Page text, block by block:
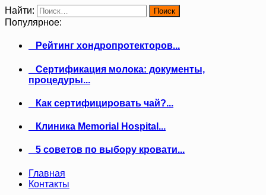
Найти:
Популярное:
Рейтинг хондропротекторов...
Сертификация молока: документы,
процедуры...
Как сертифицировать чай?...
Клиника Memorial Hospital...
5 советов по выбору кровати...
Главная
Контакты